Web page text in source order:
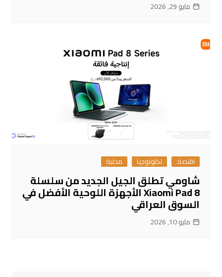
مايو 29, 2026
اقتصاد تكنولوجيا محلية
شاومي تطلق الجيل الجديد من سلسلة
Xiaomi Pad 8 الأجهزة اللوحية الأفضل في
السوق العراقي
مايو 10, 2026